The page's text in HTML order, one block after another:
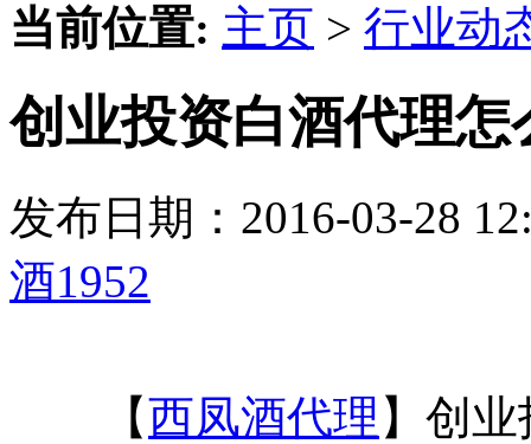
当前位置: 主页 > 行业动
创业投资白酒代理怎
发布日期：2016-03-28
酒1952
【西凤酒代理 】创